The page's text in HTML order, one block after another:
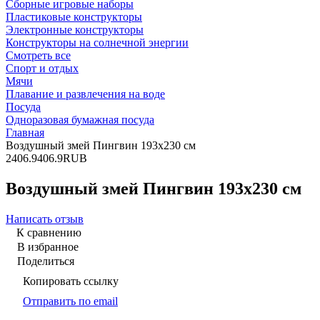
Сборные игровые наборы
Пластиковые конструкторы
Электронные конструкторы
Конструкторы на солнечной энергии
Смотреть все
Спорт и отдых
Мячи
Плавание и развлечения на воде
Посуда
Одноразовая бумажная посуда
Главная
Воздушный змей Пингвин 193x230 см
2406.9406.9RUB
Воздушный змей Пингвин 193x230 см
Написать отзыв
К сравнению
В избранное
Поделиться
Копировать ссылку
Отправить по email